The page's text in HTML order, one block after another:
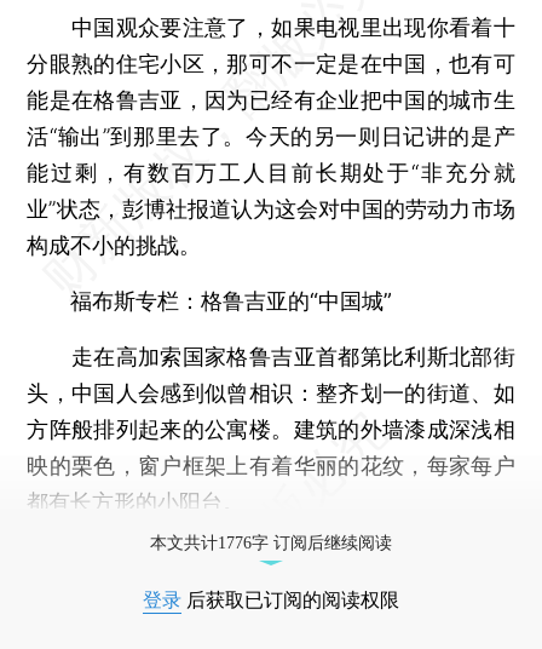
中国观众要注意了，如果电视里出现你看着十
分眼熟的住宅小区，那可不一定是在中国，也有可
能是在格鲁吉亚，因为已经有企业把中国的城市生
活“输出”到那里去了。今天的另一则日记讲的是产
能过剩，有数百万工人目前长期处于“非充分就
业”状态，彭博社报道认为这会对中国的劳动力市场
构成不小的挑战。
福布斯专栏：格鲁吉亚的“中国城”
走在高加索国家格鲁吉亚首都第比利斯北部街
头，中国人会感到似曾相识：整齐划一的街道、如
方阵般排列起来的公寓楼。建筑的外墙漆成深浅相
映的栗色，窗户框架上有着华丽的花纹，每家每户
都有长方形的小阳台。
本文共计1776字 订阅后继续阅读
登录 后获取已订阅的阅读权限